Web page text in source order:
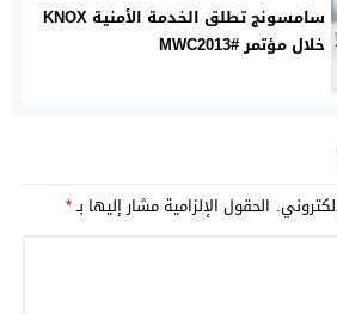
سامسونج تطلق الخدمة الأمنية KNOX
خلال مؤتمر #MWC2013
الحقول الإلزامية مشار إليها بـ*